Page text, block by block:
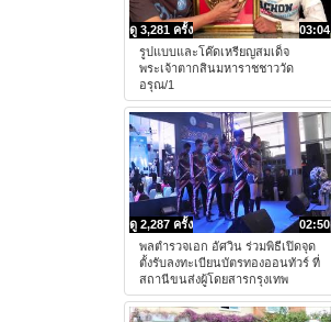
03:04
ดู 3,281 ครั้ง
รูปแบบและโค๊ดเหรียญสมเด็จ
พระเจ้าตากสินมหาราชชาววัด
อรุณ/1
02:50
ดู 2,287 ครั้ง
พลตำรวจเอก อัศวิน ร่วมพิธีเปิดจุด
ตั้งรับลงทะเบียนบัตรทองออนทัวร์ ที่
สถานีขนส่งผู้โดยสารกรุงเทพ